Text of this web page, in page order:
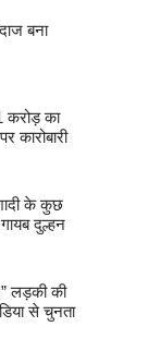
बना
करोड़ का
के कुछ
दुल्हन
लड़की की
से चुनता